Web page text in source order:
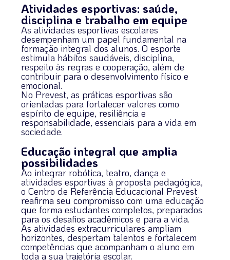
Atividades esportivas: saúde,
disciplina e trabalho em equipe
As atividades esportivas escolares
desempenham um papel fundamental na
formação integral dos alunos. O esporte
estimula hábitos saudáveis, disciplina,
respeito às regras e cooperação, além de
contribuir para o desenvolvimento físico e
emocional.
No Prevest, as práticas esportivas são
orientadas para fortalecer valores como
espírito de equipe, resiliência e
responsabilidade, essenciais para a vida em
sociedade.
Educação integral que amplia
possibilidades
Ao integrar robótica, teatro, dança e
atividades esportivas à proposta pedagógica,
o Centro de Referência Educacional Prevest
reafirma seu compromisso com uma educação
que forma estudantes completos, preparados
para os desafios acadêmicos e para a vida.
As atividades extracurriculares ampliam
horizontes, despertam talentos e fortalecem
competências que acompanham o aluno em
toda a sua trajetória escolar.